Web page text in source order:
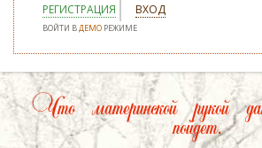
РЕГИСТРАЦИЯ ВХОД
ВОЙТИ ВДЕМО РЕЖИМЕ
Что материнской рукой
пойдет.